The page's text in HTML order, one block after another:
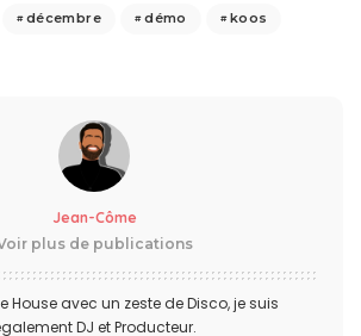
décembre démo
koos
Jean-Côme
plus de publications
House avec un zeste de Disco, je suis
DJ et Producteur.